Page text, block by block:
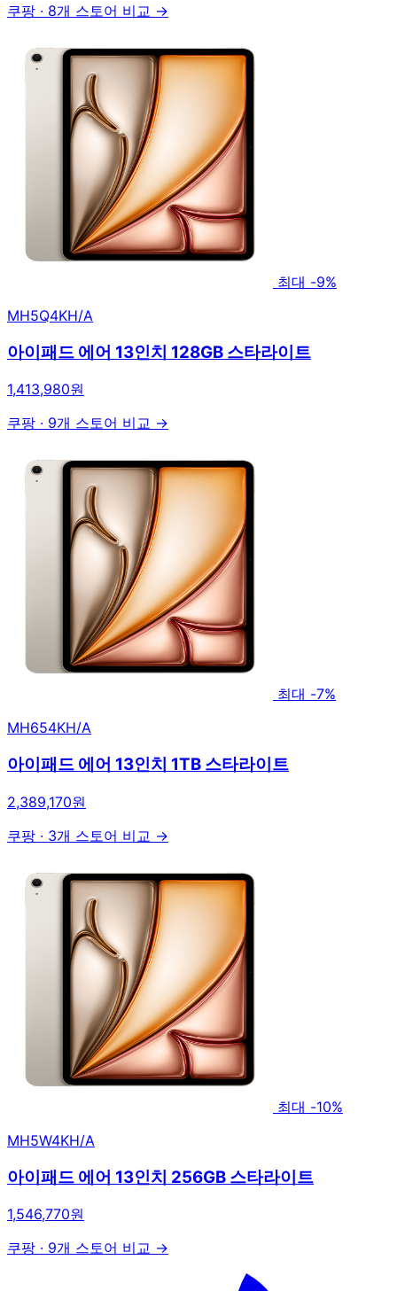
쿠팡 · 8개 스토어 비교 →
최대 -9%
MH5Q4KH/A
아이패드 에어 13인치 128GB 스타라이트
1,413,980원
쿠팡 · 9개 스토어 비교 →
최대 -7%
MH654KH/A
아이패드 에어 13인치 1TB 스타라이트
2,389,170원
쿠팡 · 3개 스토어 비교 →
최대 -10%
MH5W4KH/A
아이패드 에어 13인치 256GB 스타라이트
1,546,770원
쿠팡 · 9개 스토어 비교 →